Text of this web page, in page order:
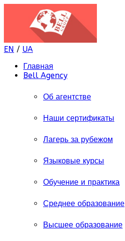
EN / UA
Главная
Bell Agency
Об агентстве
Наши сертификаты
Лагерь за рубежом
Языковые курсы
Обучение и практика
Среднее образование
Высшее образование